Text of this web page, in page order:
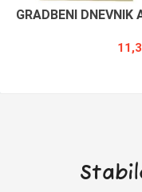
GRADBENI DNEVNIK